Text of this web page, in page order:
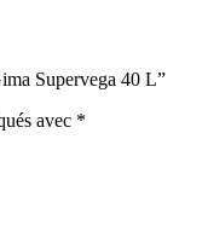
Supervega 40 L”
avec *